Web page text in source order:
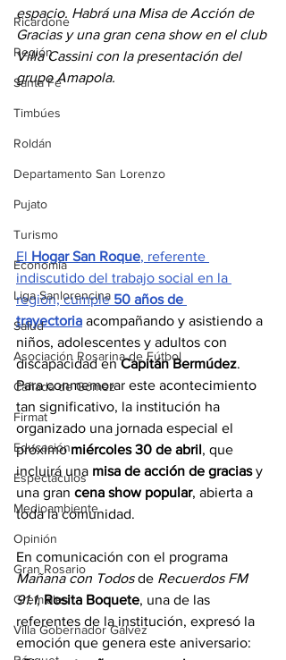
Ricardone
Región
Santa Fe
Timbúes
Roldán
Departamento San Lorenzo
Pujato
Turismo
Economía
Liga Sanlorencina
Salud
Asociación Rosarina de Fútbol
Cañada de Gómez
Firmat
Educación
Espectáculos
Medioambiente
Opinión
Gran Rosario
Gremiales
Villa Gobernador Gálvez
espacio. Habrá una Misa de Acción de
Gracias y una gran cena show en el club
Villa Cassini con la presentación del
grupo Amapola.
El Hogar San Roque, referente
indiscutido del trabajo social en la
región, cumple 50 años de
trayectoria acompañando y asistiendo a
niños, adolescentes y adultos con
discapacidad en Capitán Bermúdez.
Para conmemorar este acontecimiento
tan significativo, la institución ha
organizado una jornada especial el
próximo miércoles 30 de abril, que
incluirá una misa de acción de gracias y
una gran cena show popular, abierta a
toda la comunidad.
En comunicación con el programa
Mañana con Todos de Recuerdos FM
91.1, Rosita Boquete, una de las
referentes de la institución, expresó la
emoción que genera este aniversario: